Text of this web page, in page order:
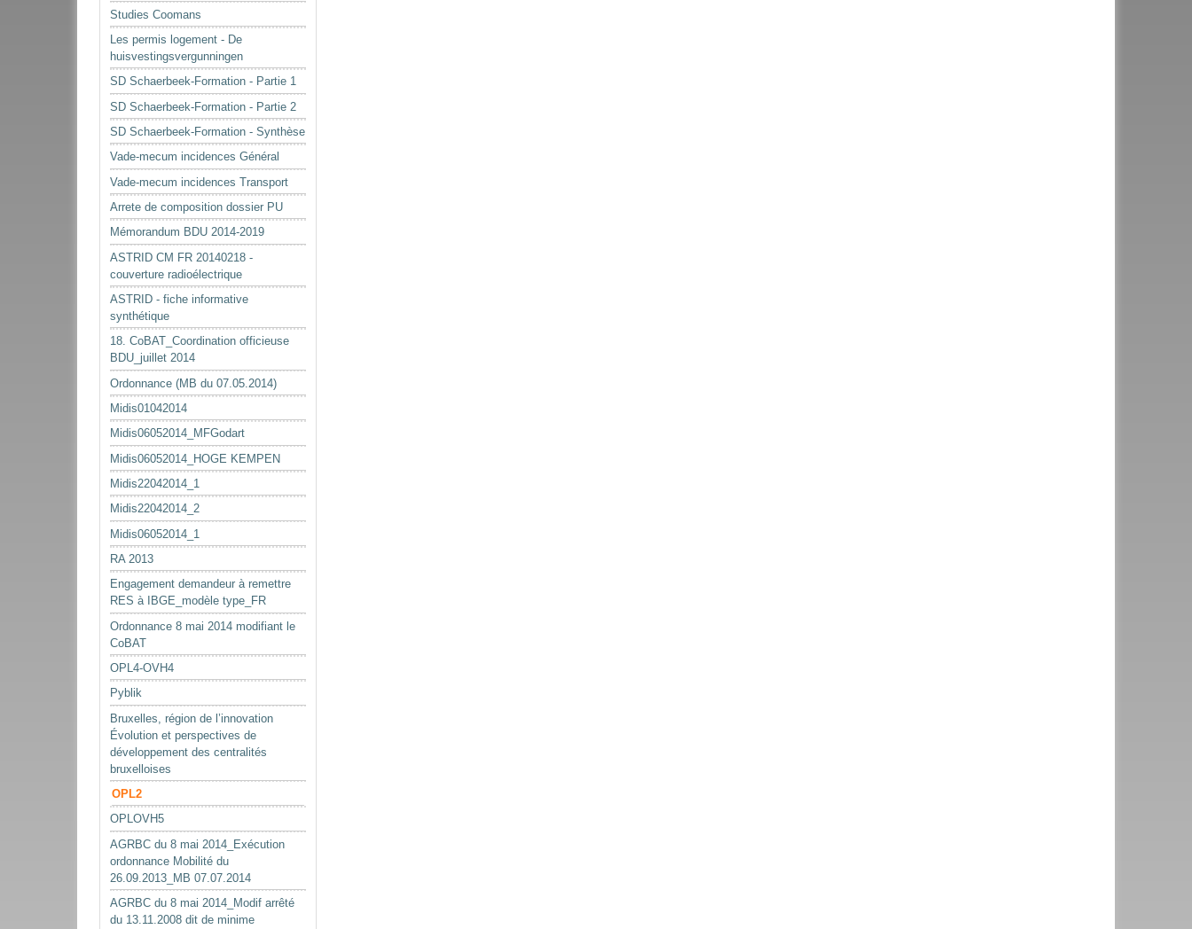
Studies Coomans
Les permis logement - De
huisvestingsvergunningen
SD Schaerbeek-Formation - Partie 1
SD Schaerbeek-Formation - Partie 2
SD Schaerbeek-Formation - Synthèse
Vade-mecum incidences Général
Vade-mecum incidences Transport
Arrete de composition dossier PU
Mémorandum BDU 2014-2019
ASTRID CM FR 20140218 -
couverture radioélectrique
ASTRID - fiche informative
synthétique
18. CoBAT_Coordination officieuse
BDU_juillet 2014
Ordonnance (MB du 07.05.2014)
Midis01042014
Midis06052014_MFGodart
Midis06052014_HOGE KEMPEN
Midis22042014_1
Midis22042014_2
Midis06052014_1
RA 2013
Engagement demandeur à remettre
RES à IBGE_modèle type_FR
Ordonnance 8 mai 2014 modifiant le
CoBAT
OPL4-OVH4
Pyblik
Bruxelles, région de l’innovation
Évolution et perspectives de
développement des centralités
bruxelloises
OPL2
OPLOVH5
AGRBC du 8 mai 2014_Exécution
ordonnance Mobilité du
26.09.2013_MB 07.07.2014
AGRBC du 8 mai 2014_Modif arrêté
du 13.11.2008 dit de minime